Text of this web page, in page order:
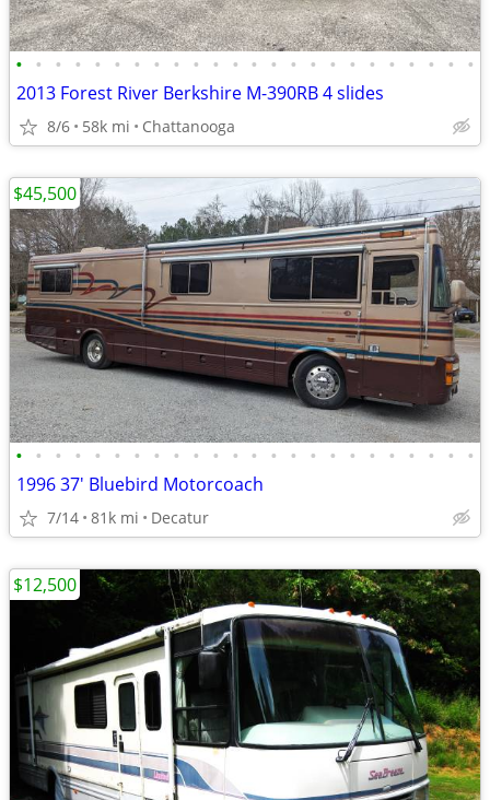
• • • • • • • • • • • • • • • • • • • • • • • •
2013 Forest River Berkshire M-390RB 4 slides
8/6 58k mi Chattanooga
• • • • • • • • • • • • • • • • • • • • • • • •
1996 37' Bluebird Motorcoach
7/14 81k mi Decatur
$45,500
$12,500